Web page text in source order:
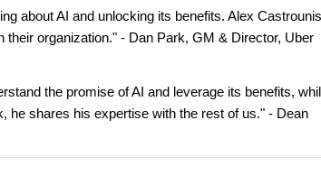
about AI and unlocking its benefits. Alex
organization." - Dan Park, GM & Director, Uber
the promise of AI and leverage its benefits,
he shares his expertise with the rest of us." - Dean